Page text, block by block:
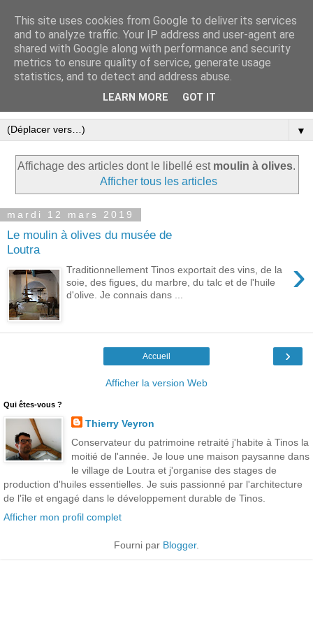
Le blog ensoleillé de Tinos
dans les Cyclades
Une expression libre et écolo à Tinos
▼
Affichage des articles dont le libellé est moulin à olives.
Afficher tous les articles
mardi 12 mars 2019
Le moulin à olives du musée de
Loutra
›
Traditionnellement Tinos exportait des vins, de la
soie, des figues, du marbre, du talc et de l'huile
d'olive. Je connais dans ...
›
Accueil
Afficher la version Web
Qui êtes-vous ?
Thierry Veyron
Conservateur du patrimoine retraité j'habite à Tinos la
moitié de l'année. Je loue une maison paysanne dans
le village de Loutra et j'organise des stages de
production d'huiles essentielles. Je suis passionné par l'architecture
de l'île et engagé dans le développement durable de Tinos.
Afficher mon profil complet
Fourni par Blogger.
This site uses cookies from Google to deliver its services
and to analyze traffic. Your IP address and user-agent are
shared with Google along with performance and security
metrics to ensure quality of service, generate usage
statistics, and to detect and address abuse.
LEARN MORE GOT IT